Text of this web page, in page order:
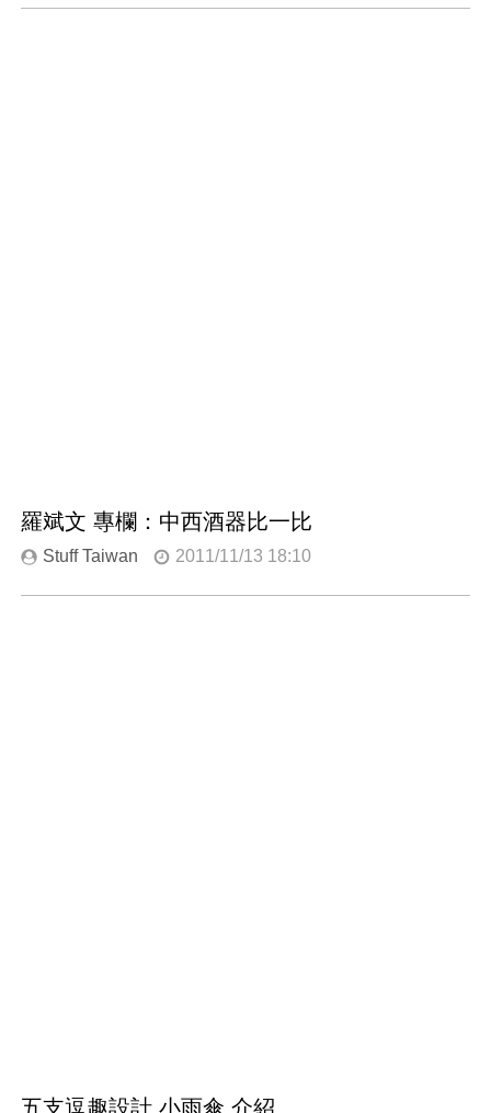
羅斌文 專欄：中西酒器比一比
Stuff Taiwan 2011/11/13 18:10
五支逗趣設計 小雨傘 介紹